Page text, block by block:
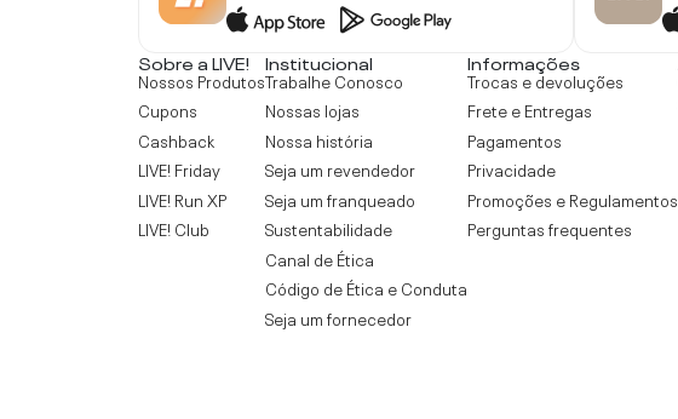
Sobre a LIVE!
Nossos Produtos
Cupons
Cashback
LIVE! Friday
LIVE! Run XP
LIVE! Club
Institucional
Trabalhe Conosco
Nossas lojas
Nossa história
Seja um revendedor
Seja um franqueado
Sustentabilidade
Canal de Ética
Código de Ética e Conduta
Seja um fornecedor
Informações
Trocas e devoluções
Frete e Entregas
Pagamentos
Privacidade
Promoções e Regulamentos
Perguntas frequentes